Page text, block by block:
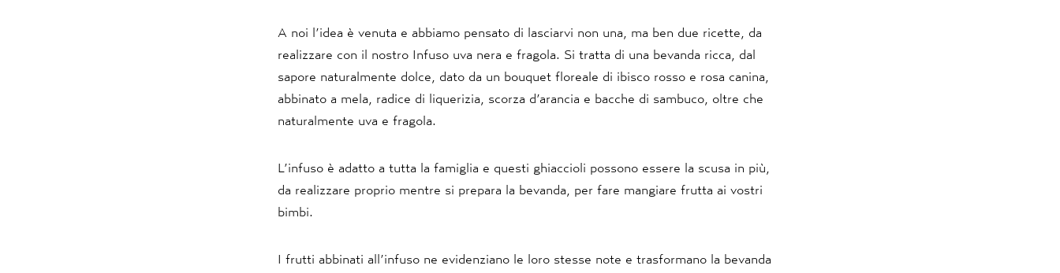
A noi l’idea è venuta e abbiamo pensato di lasciarvi non una, ma ben due ricette, da
realizzare con il nostro Infuso uva nera e fragola. Si tratta di una bevanda ricca, dal
sapore naturalmente dolce, dato da un bouquet floreale di ibisco rosso e rosa canina,
abbinato a mela, radice di liquerizia, scorza d’arancia e bacche di sambuco, oltre che
naturalmente uva e fragola.
L’infuso è adatto a tutta la famiglia e questi ghiaccioli possono essere la scusa in più,
da realizzare proprio mentre si prepara la bevanda, per fare mangiare frutta ai vostri
bimbi.
I frutti abbinati all’infuso ne evidenziano le loro stesse note e trasformano la bevanda